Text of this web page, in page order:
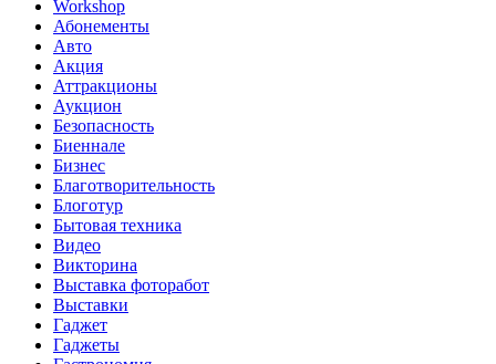
Workshop
Абонементы
Авто
Акция
Аттракционы
Аукцион
Безопасность
Биеннале
Бизнес
Благотворительность
Блоготур
Бытовая техника
Видео
Викторина
Выставка фоторабот
Выставки
Гаджет
Гаджеты